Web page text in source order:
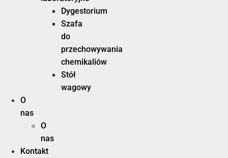
Dygestorium
Szafa
do
przechowywania
chemikaliów
Stół
wagowy
O
nas
O
nas
Kontakt